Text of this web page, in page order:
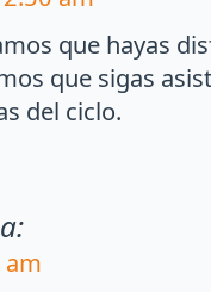
que hayas
que sigas
del ciclo.